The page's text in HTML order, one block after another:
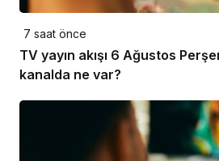
7 saat önce
TV yayın akışı 6 Ağustos
kanalda ne var?